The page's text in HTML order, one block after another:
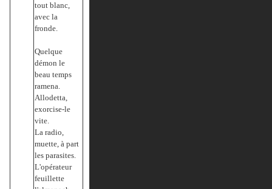
tout blanc,
avec la
fronde.
Quelque
démon le
beau temps
ramena.
Allodetta,
exorcise-le
vite.
La radio,
muette, à part
les parasites.
L'opérateur
feuillette